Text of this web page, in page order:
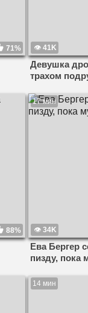
71% 41K
Девушка
трахом
88%
17 мин
34K
Ева Бергер
пизду, пока
14 мин